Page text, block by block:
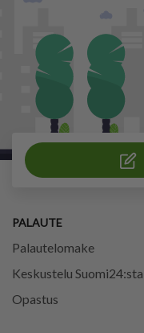
PALAUTE
Palautelomake
Keskustelu Suomi24:sta
Opastus